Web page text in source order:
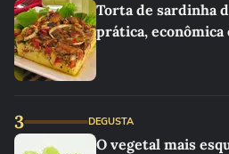
Torta de sardinha
prática, econômica
3 DEGUSTA
O vegetal mais